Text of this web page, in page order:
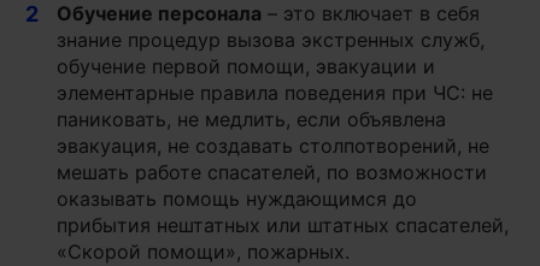
2 Обучение персонала – это включает в себя
знание процедур вызова экстренных служб,
обучение первой помощи, эвакуации и
элементарные правила поведения при ЧС: не
паниковать, не медлить, если объявлена
эвакуация, не создавать столпотворений, не
мешать работе спасателей, по возможности
оказывать помощь нуждающимся до
прибытия нештатных или штатных спасателей,
«Скорой помощи», пожарных.